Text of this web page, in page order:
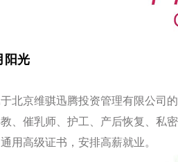
阳光
北京维骐迅腾投资管理有限公司
、催乳师、护工、产后恢复、私
用高级证书，安排高薪就业。